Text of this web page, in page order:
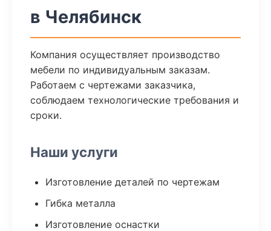
в Челябинск
Компания осуществляет производство
мебели по индивидуальным заказам.
Работаем с чертежами заказчика,
соблюдаем технологические требования и
сроки.
Наши услуги
Изготовление деталей по чертежам
Гибка металла
Изготовление оснастки